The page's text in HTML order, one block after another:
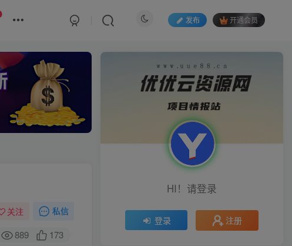
发布 开通会员
关注 私信
889 173
HI！请登录
登录 注册